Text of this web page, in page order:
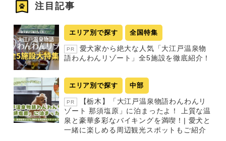
注目記事
エリア別で探す 全国特集
PR
愛犬家から絶大な人気「大江戸温泉物
語わんわんリゾート」全5施設を徹底紹介！
エリア別で探す 中部
PR
【栃木】「大江戸温泉物語わんわんリ
ゾート 那須塩原」に泊まったよ！ 上質な温
泉と豪華多彩なバイキングを満喫！| 愛犬と
一緒に楽しめる周辺観光スポットもご紹介